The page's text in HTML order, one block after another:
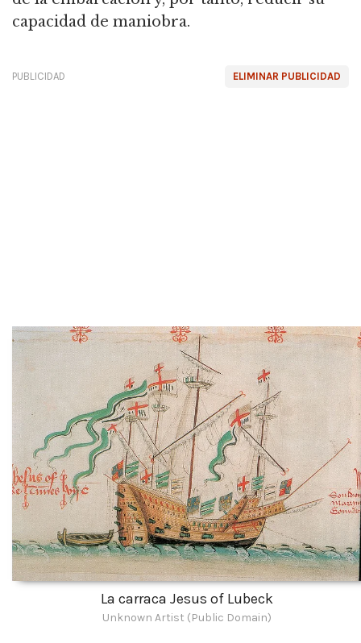
capacidad de maniobra.
ELIMINAR PUBLICIDAD
PUBLICIDAD
La carraca Jesus of Lubeck
Unknown Artist (Public Domain)